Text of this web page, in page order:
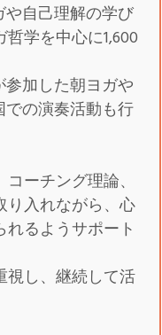
自己理解の学び
学を中心に1,600
参加した朝ヨガや
での演奏活動も行
ーチング理論、
り入れながら、心
るようサポート
視し、継続して活